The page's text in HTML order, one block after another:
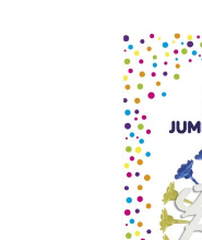
RETROUVEZ
Toutes les collections